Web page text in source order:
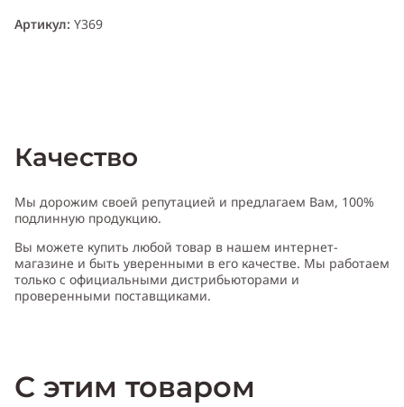
Артикул: Y369
Качество
Мы дорожим своей репутацией и предлагаем Вам, 100%
подлинную продукцию.
Вы можете купить любой товар в нашем интернет-
магазине и быть уверенными в его качестве. Мы работаем
только с официальными дистрибьюторами и
проверенными поставщиками.
С этим товаром